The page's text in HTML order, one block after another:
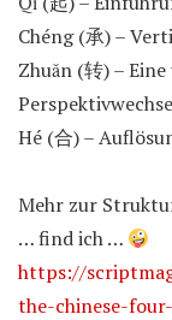
Chéng (承) –
Zhuǎn (转) –
Hé (合) –
Mehr zur
… find ich …
https://
the-chinese-